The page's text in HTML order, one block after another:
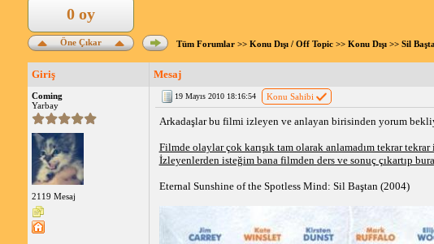
Öne Çıkar
0 oy
Tüm Forumlar>> Konu Dışı / Off Topic>> Konu Dışı>> Sil
Giriş Mesaj
Coming
Yarbay
2119 Mesaj
19 Mayıs 2010 18:16:54 Konu Sahibi
Arkadaşlar bu filmi izleyen ve anlayan birisinden yorum
Filmde olaylar çok karışık tam olarak anlamadım tekrar tekrar
İzleyenlerden isteğim bana filmden dersve sonuç çıkartıp
Eternal Sunshine of the Spotless Mind: Sil Baştan (2004)